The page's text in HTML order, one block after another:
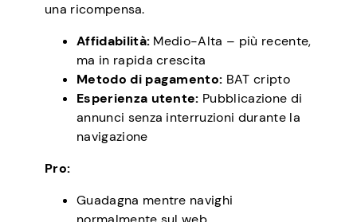
una ricompensa.
Affidabilità: Medio-Alta – più recente,
ma in rapida crescita
Metodo di pagamento: BAT cripto
Esperienza utente: Pubblicazione di
annunci senza interruzioni durante la
navigazione
Pro:
Guadagna mentre navighi